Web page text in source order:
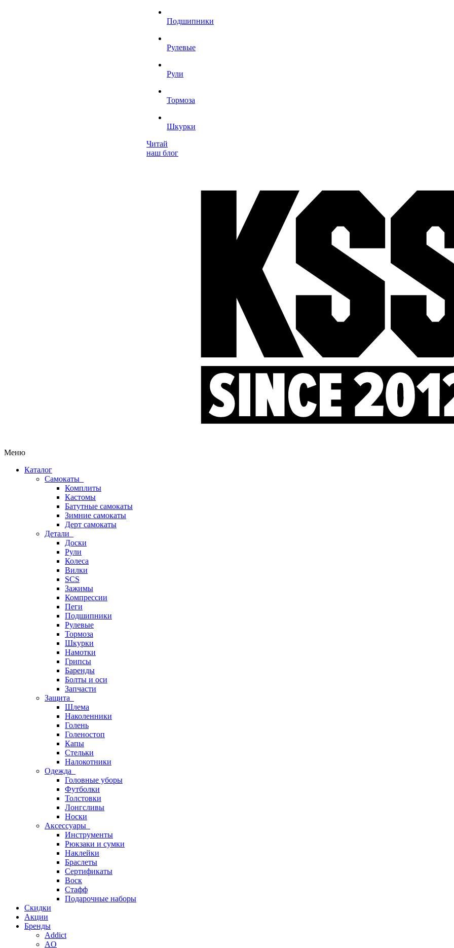
Подшипники
Рулевые
Рули
Тормоза
Шкурки
Читай
наш блог
Меню
Каталог
Самокаты
Комплиты
Кастомы
Батутные самокаты
Зимние самокаты
Дерт самокаты
Детали
Доски
Рули
Колеса
Вилки
SCS
Зажимы
Компрессии
Пеги
Подшипники
Рулевые
Тормоза
Шкурки
Намотки
Грипсы
Баренды
Болты и оси
Запчасти
Защита
Шлема
Наколенники
Голень
Голеностоп
Капы
Стельки
Налокотники
Одежда
Головные уборы
Футболки
Толстовки
Лонгсливы
Носки
Аксессуары
Инструменты
Рюкзаки и сумки
Наклейки
Браслеты
Сертификаты
Воск
Стафф
Подарочные наборы
Скидки
Акции
Бренды
Addict
AO